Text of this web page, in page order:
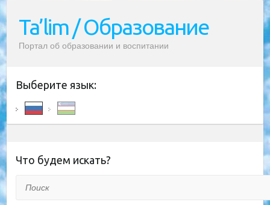
Ta’lim / Образование
Портал об образовании и воспитании
Выберите язык:
Что будем искать?